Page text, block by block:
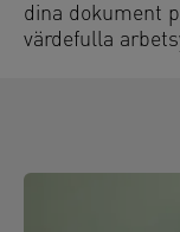
dina dokument
värdefulla